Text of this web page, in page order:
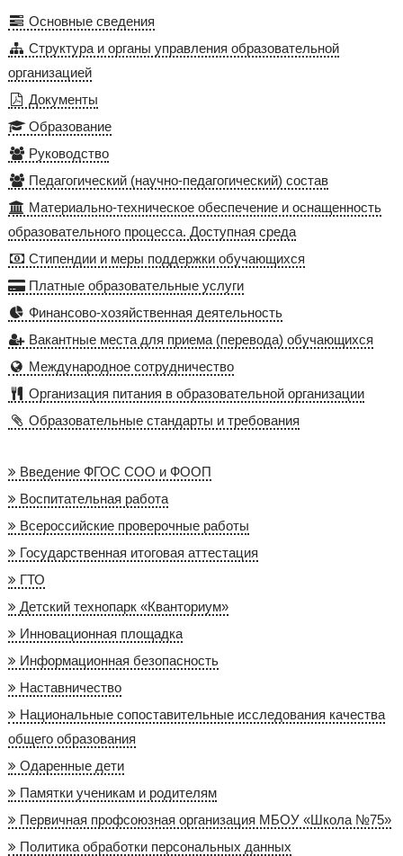
Основные сведения
Структура и органы управления образовательной
организацией
Документы
Образование
Руководство
Педагогический (научно-педагогический) состав
Материально-техническое обеспечение и оснащенность
образовательного процесса. Доступная среда
Стипендии и меры поддержки обучающихся
Платные образовательные услуги
Финансово-хозяйственная деятельность
Вакантные места для приема (перевода) обучающихся
Международное сотрудничество
Организация питания в образовательной организации
Образовательные стандарты и требования
Введение ФГОС СОО и ФООП
Воспитательная работа
Всероссийские проверочные работы
Государственная итоговая аттестация
ГТО
Детский технопарк «Кванториум»
Инновационная площадка
Информационная безопасность
Наставничество
Национальные сопоставительные исследования качества
общего образования
Одаренные дети
Памятки ученикам и родителям
Первичная профсоюзная организация МБОУ «Школа №75»
Политика обработки персональных данных